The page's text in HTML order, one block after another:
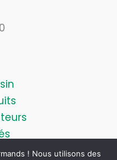
! Nous utilisons des